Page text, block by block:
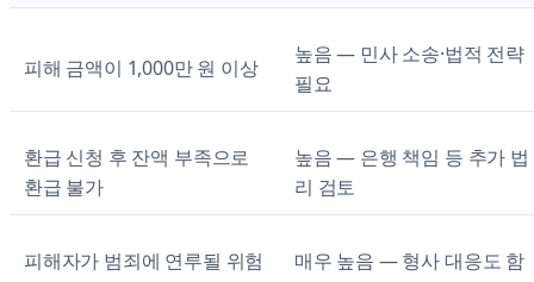
피해 금액이 1,000만 원 이상
높음 — 민사 소송·법적 전략
필요
환급 신청 후 잔액 부족으로
환급 불가
높음 — 은행 책임 등 추가 법
리 검토
피해자가 범죄에 연루될 위험
매우 높음 — 형사 대응도 함